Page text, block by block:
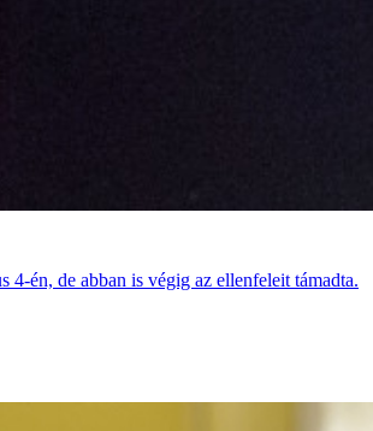
4-én, de abban is végig az ellenfeleit támadta.